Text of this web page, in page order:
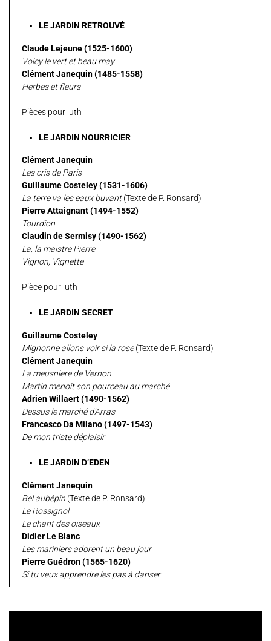
LE JARDIN RETROUVÉ
Claude Lejeune (1525-1600)
Voicy le vert et beau may
Clément Janequin (1485-1558)
Herbes et fleurs
Pièces pour luth
LE JARDIN NOURRICIER
Clément Janequin
Les cris de Paris
Guillaume Costeley (1531-1606)
La terre va les eaux buvant(Texte de P. Ronsard)
Pierre Attaignant (1494-1552)
Tourdion
Claudin de Sermisy (1490-1562)
La, la maistre Pierre
Vignon, Vignette
Pièce pour luth
LE JARDIN SECRET
Guillaume Costeley
Mignonne allons voir si la rose(Texte de P. Ronsard)
Clément Janequin
La meusniere de Vernon
Martin menoit son pourceau au marché
Adrien Willaert (1490-1562)
Dessus le marché d'Arras
Francesco Da Milano (1497-1543)
De mon triste déplaisir
LE JARDIN D’EDEN
Clément Janequin
Bel aubépin (Texte de P. Ronsard)
Le Rossignol
Le chant des oiseaux
Didier Le Blanc
Les mariniers adorent un beau jour
Pierre Guédron (1565-1620)
Si tu veux apprendre les pas à danser